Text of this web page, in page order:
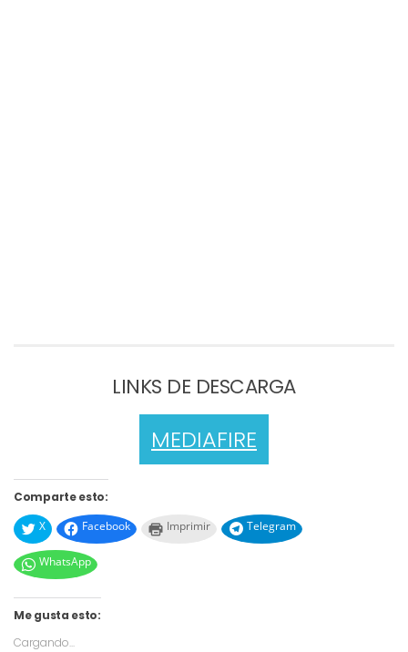
LINKS DE DESCARGA
MEDIAFIRE
Comparte esto:
X
Facebook Imprimir Telegram
WhatsApp
Me gusta esto:
Cargando...